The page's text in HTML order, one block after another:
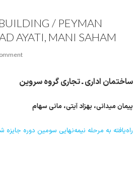
/ PEYMAN
AYATI, MANI SAHAM
ساختمان اداری ـ تجاری گروه سروین
پیمان میدانی، بهزاد آیتی، مانی سهام
راه‌یافته به مرحله نیمه‌نهایی سومین دوره جایزه